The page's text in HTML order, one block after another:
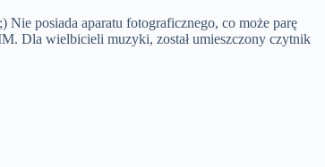
posiada aparatu fotograficznego, co może parę
Dla wielbicieli muzyki, został umieszczony czytnik